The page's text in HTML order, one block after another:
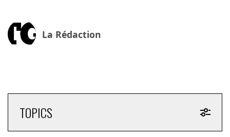
La Rédaction
TOPICS